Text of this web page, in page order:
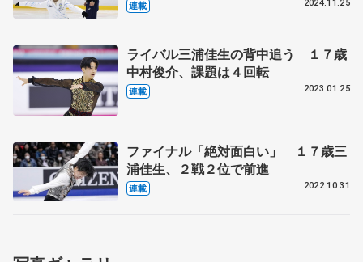
連載 2024.11.25
ライバル三浦佳生の背中追う １７歳
中村俊介、課題は４回転
連載 2023.01.25
ファイナル「絶対面白い」 １７歳三
浦佳生、２戦２位で前進
連載 2022.10.31